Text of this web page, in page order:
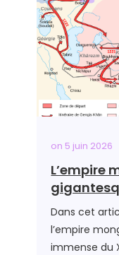
on 5 juin 2026
L’empire
Dans cet
l’empire
immense du